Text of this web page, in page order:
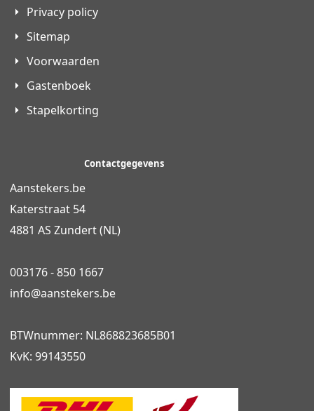
Privacy policy
Sitemap
Voorwaarden
Gastenboek
Stapelkorting
Contactgegevens
Aanstekers.be
Katerstraat 54
4881 AS Zundert (NL)
003176 - 850 1667
info@aanstekers.be
BTWnummer: NL868823685B01
KvK: 99143550